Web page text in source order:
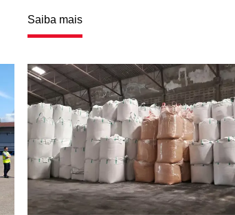
Saiba mais